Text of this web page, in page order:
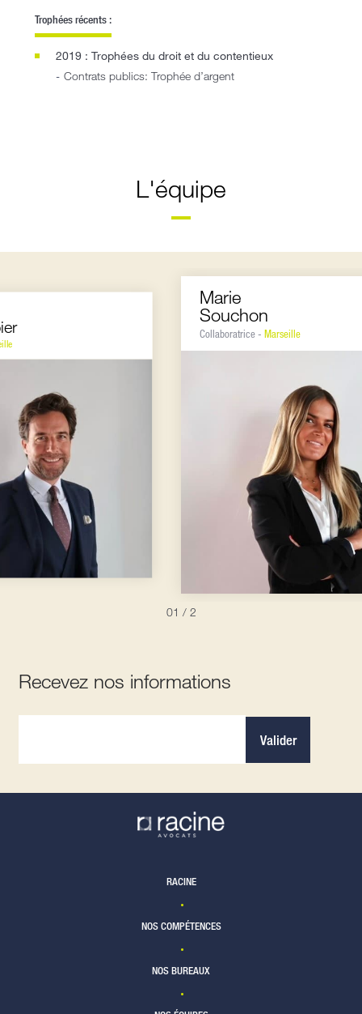
Trophées récents :
2019 : Trophées du droit et du contentieux
Contrats publics: Trophée d’argent
L'équipe
Marie
Souchon
Collaboratrice - Marseille
01 / 2
Recevez nos informations
Valider
RACINE
NOS COMPÉTENCES
NOS BUREAUX